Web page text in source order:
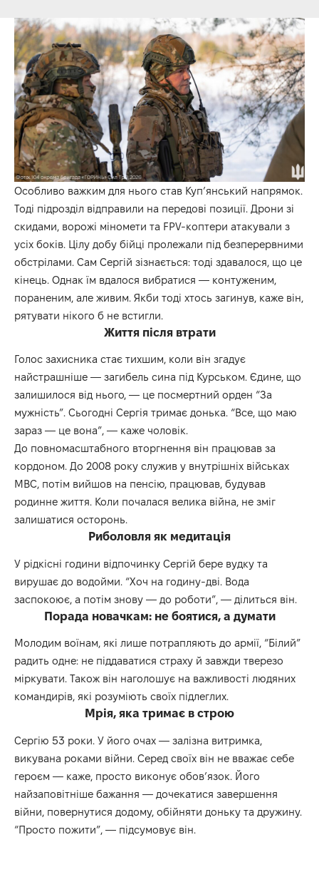
Особливо важким для нього став Куп’янський напрямок.
Тоді підрозділ відправили на передові позиції. Дрони зі
скидами, ворожі міномети та FPV-коптери атакували з
усіх боків. Цілу добу бійці пролежали під безперервними
обстрілами. Сам Сергій зізнається: тоді здавалося, що це
кінець. Однак їм вдалося вибратися — контуженим,
пораненим, але живим. Якби тоді хтось загинув, каже він,
рятувати нікого б не встигли.
Життя після втрати
Голос захисника стає тихшим, коли він згадує
найстрашніше — загибель сина під Курськом. Єдине, що
залишилося від нього, — це посмертний орден “За
мужність”. Сьогодні Сергія тримає донька. “Все, що маю
зараз — це вона”, — каже чоловік.
До повномасштабного вторгнення він працював за
кордоном. До 2008 року служив у внутрішніх військах
МВС, потім вийшов на пенсію, працював, будував
родинне життя. Коли почалася велика війна, не зміг
залишатися осторонь.
Риболовля як медитація
У рідкісні години відпочинку Сергій бере вудку та
вирушає до водойми. “Хоч на годину-дві. Вода
заспокоює, а потім знову — до роботи”, — ділиться він.
Порада новачкам: не боятися, а думати
Молодим воїнам, які лише потрапляють до армії, “Білий”
радить одне: не піддаватися страху й завжди тверезо
міркувати. Також він наголошує на важливості людяних
командирів, які розуміють своїх підлеглих.
Мрія, яка тримає в строю
Сергію 53 роки. У його очах — залізна витримка,
викувана роками війни. Серед своїх він не вважає себе
героєм — каже, просто виконує обов’язок. Його
найзаповітніше бажання — дочекатися завершення
війни, повернутися додому, обійняти доньку та дружину.
“Просто пожити”, — підсумовує він.